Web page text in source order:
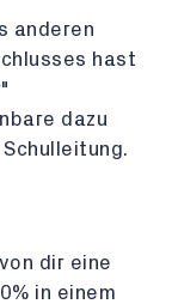
anderen
hast
dazu
dir eine
in einem